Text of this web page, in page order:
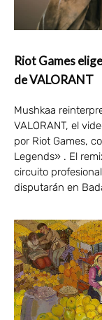
Riot Games
de VALORANT
Mushkaa
VALORANT, el
por Riot Games,
Legends» . El
circuito
disputarán en